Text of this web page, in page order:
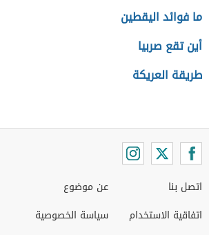
ما فوائد اليقطين
أين تقع صربيا
طريقة العريكة
اتصل بنا
اتفاقية الاستخدام
عن موضوع
سياسة الخصوصية